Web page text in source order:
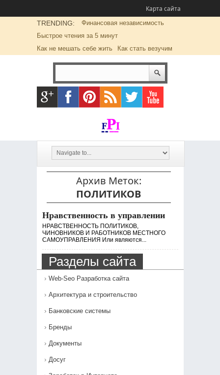
Карта сайта
TRENDING:
Финансовая независимость
Быстрое чтения за 5 минут
Как не мешать себе жить
Как стать везучим
Архив Меток:
ПОЛИТИКОВ
Нравственность в управлении
НРАВСТВЕННОСТЬ ПОЛИТИКОВ,
ЧИНОВНИКОВ И РАБОТНИКОВ МЕСТНОГО
САМОУПРАВЛЕНИЯ Или являются...
Разделы сайта
Web-Seo Разработка сайта
Архитектура и строительство
Банковские системы
Бренды
Документы
Досуг